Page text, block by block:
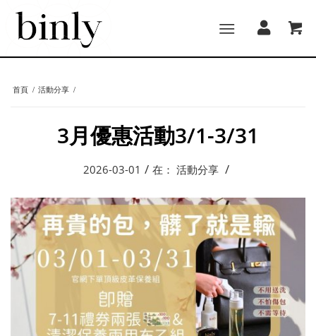
首頁 / 活動分享 /
3月優惠活動3/1-3/31
2026-03-01 / 在： 活動分享 /